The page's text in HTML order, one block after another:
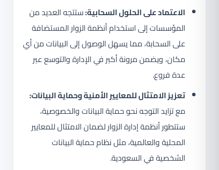
الاعتماد على الحلول السحابية:ستتجه العديد من
المؤسسات إلى استخدام أنظمة الزوار المستضافة
على السحابة، مما يسهل الوصول إلى البيانات من أي
مكان، ويضمن مرونة أكبر في الإدارة والتوسع عبر
عدة فروع.
تعزيز الامتثال للمعايير الأمنية وحماية البيانات:
مع تزايد التوجه نحو حماية البيانات والخصوصية،
ستتطور أنظمة إدارة الزوار لضمان الامتثال للمعايير
المحلية والعالمية، مثل نظام حماية البيانات
الشخصية في السعودية.